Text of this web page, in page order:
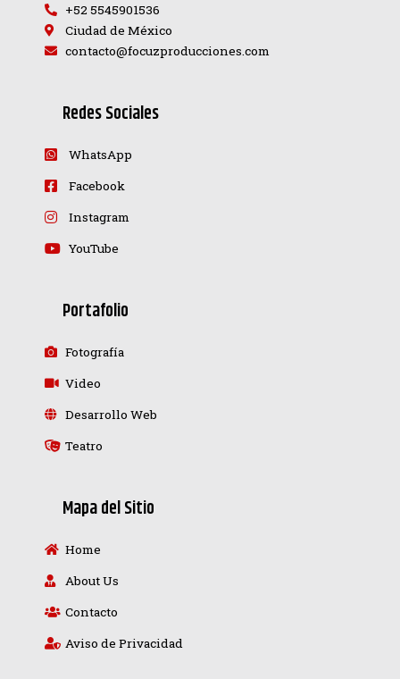
+52 5545901536
Ciudad de México
contacto@focuzproducciones.com
Redes Sociales
WhatsApp
Facebook
Instagram
YouTube
Portafolio
Fotografía
Video
Desarrollo Web
Teatro
Mapa del Sitio
Home
About Us
Contacto
Aviso de Privacidad